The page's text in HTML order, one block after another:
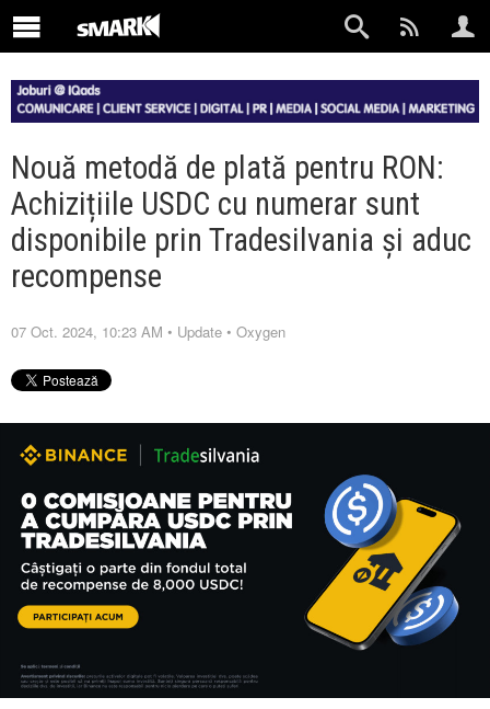
Nouă metodă de plată pentru RON:
Achizițiile USDC cu numerar sunt
disponibile prin Tradesilvania și aduc
recompense
07 Oct. 2024, 10:23 AM • Update • Oxygen